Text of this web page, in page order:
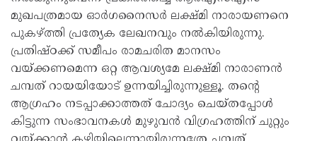
മുഖപത്രമായ ഓര്‍ഗനൈസര്‍ ലക്ഷ്മി നാരായണനെ
പുകഴ്ത്തി പ്രത്യേക ലേഖനവും നല്‍കിയിരുന്നു.
പ്രതിഷ്ഠക്ക് സമീപം രാമചരിത മാനസം
വയ്ക്കണമെന്ന ഒറ്റ ആവശ്യമേ ലക്ഷ്മി നാരാണന്‍
ചമ്പത് റായയിയോട് ഉന്നയിച്ചിരുന്നുള്ളൂ. തന്റെ
ആഗ്രഹം നടപ്പാക്കാത്തത് ചോദ്യം ചെയ്തപ്പോള്‍
കിട്ടുന്ന സംഭാവനകള്‍ മുഴുവന്‍ വിഗ്രഹത്തിന് ചുറ്റും